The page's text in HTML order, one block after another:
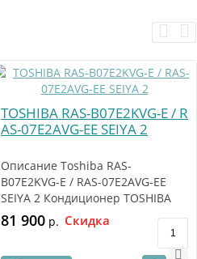
TOSHIBA RAS-B07E2KVG-E / R
AS-07E2AVG-EE SEIYA 2
Описание Toshiba RAS-
B07E2KVG-E / RAS-07E2AVG-EE
SEIYA 2 Кондиционер TOSHIBA
RAS-B07E2KVG-E / R..
81 900 р. Скидка